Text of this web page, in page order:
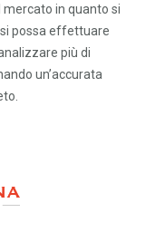
mercato in quanto si
possa effettuare
più di
un’accurata